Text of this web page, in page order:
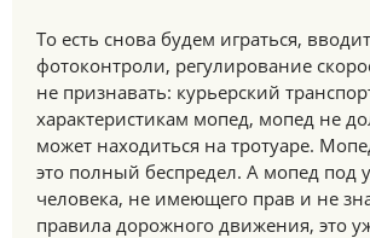
То есть снова будем играться,
фотоконтроли, регулирование
не признавать: курьерский
характеристикам мопед, мопед не
может находиться на тротуаре.
это полный беспредел. А мопед под
человека, не имеющего прав и не
правила дорожного движения, это